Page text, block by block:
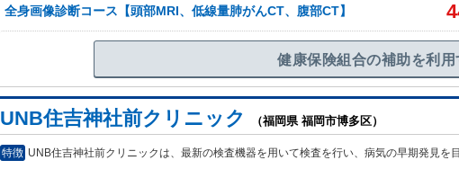
全身画像診断コース【頭部MRI、低線量肺がんCT、腹部CT】
健康保険組合の補助を利
UNB住吉神社前クリニック （福岡県 福岡市博多区）
特徴 UNB住吉神社前クリニックは、最新の検査機器を用いて検査を行い、病気の早期発見を